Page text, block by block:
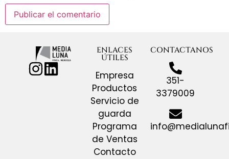
ENLACES
ÚTILES
Empresa
Productos
Servicio de
guarda
Programa
de Ventas
Contacto
CONTACTANOS
351-
3379009